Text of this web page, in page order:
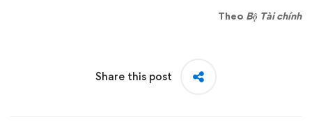
Theo Bộ Tài chính
Share this post